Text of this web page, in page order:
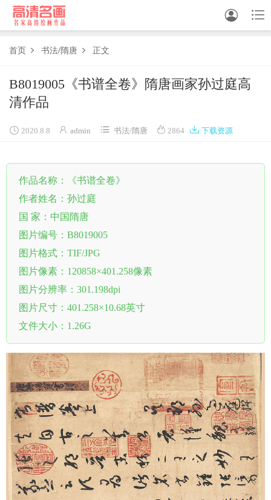


中国画
油画
白描
书法
精选
中国画家
西方画家
首页  书法/隋唐  正文
B8019005《书谱全卷》隋唐画家孙过庭高
清作品
 2020.8.8  admin  书法/隋唐  2864  下载资源
作品名称：《书谱全卷》
作者姓名：孙过庭
国 家：中国隋唐
图片编号：B8019005
图片格式：TIF/JPG
图片像素：120858×401.258像素
图片分辨率：301.198dpi
图片尺寸：401.258×10.68英寸
文件大小：1.26G